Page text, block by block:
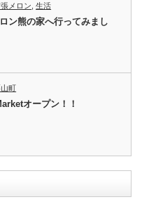
メロン ,生活
ン熊の家へ行ってみまし
町
オープン！！